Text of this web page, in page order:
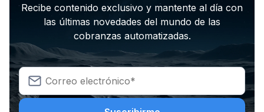
Recibe contenido exclusivo y mantente al día con
las últimas novedades del mundo de las
cobranzas automatizadas.